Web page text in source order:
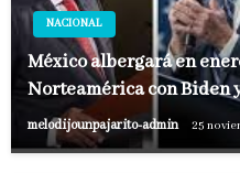
NACIONAL
México albergará en
Norteamérica con Biden
melodijounpajarito-admin 25